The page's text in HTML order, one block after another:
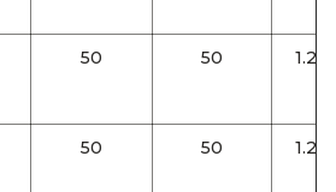
50 50 1.25
50 50 1.25